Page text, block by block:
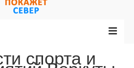
спорта и